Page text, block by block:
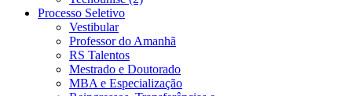
Processo Seletivo
Vestibular
Professor do Amanhã
RS Talentos
Mestrado e Doutorado
MBA e Especialização